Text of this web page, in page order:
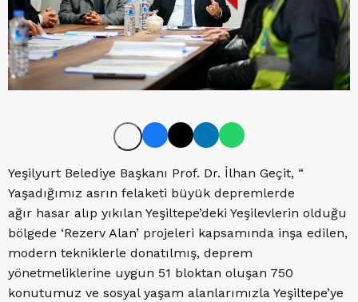
Yeşilyurt Belediye Başkanı Prof. Dr. İlhan Geçit, “
Yaşadığımız asrın felaketi büyük depremlerde
ağır hasar alıp yıkılan Yeşiltepe’deki Yeşilevlerin olduğu
bölgede ‘Rezerv Alan’ projeleri kapsamında inşa edilen,
modern tekniklerle donatılmış, deprem
yönetmeliklerine uygun 51 bloktan oluşan 750
konutumuz ve sosyal yaşam alanlarımızla Yeşiltepe’ye